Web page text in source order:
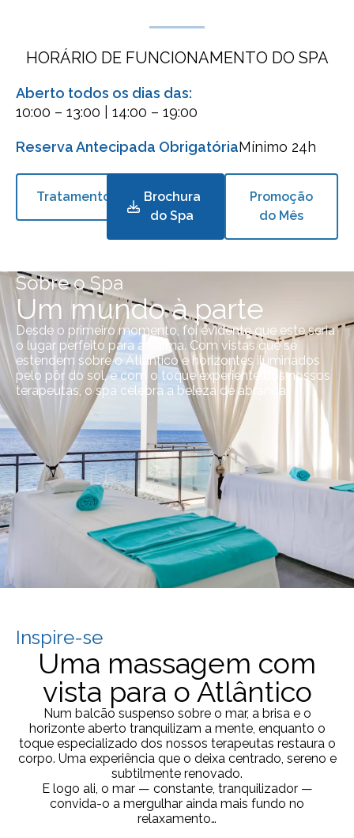
HORÁRIO DE FUNCIONAMENTO DO SPA
Aberto todos os dias das:
10:00 – 13:00 | 14:00 – 19:00
Reserva Antecipada ObrigatóriaMínimo 24h
Tratamentos
Brochura
do Spa
Promoção
do Mês
Sobre o Spa
Um mundo à parte
Desde o primeiro momento, foi evidente que este seria
o lugar perfeito para a calma. Com vistas que se
estendem sobre o Atlântico e horizontes iluminados
pelo pôr do sol, e com o toque experiente dos nossos
terapeutas, o spa celebra a beleza de abrandar.
Inspire-se
Uma massagem com
vista para o Atlântico
Num balcão suspenso sobre o mar, a brisa e o
horizonte aberto tranquilizam a mente, enquanto o
toque especializado dos nossos terapeutas restaura o
corpo. Uma experiência que o deixa centrado, sereno e
subtilmente renovado.
E logo ali, o mar — constante, tranquilizador —
convida-o a mergulhar ainda mais fundo no
relaxamento…